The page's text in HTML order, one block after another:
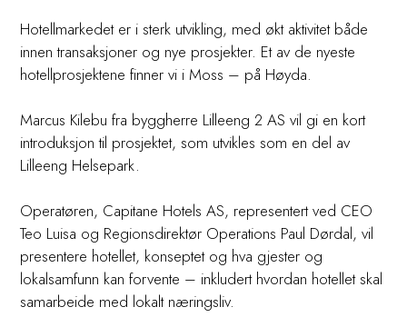
Hotellmarkedet er i sterk utvikling, med økt aktivitet både
innen transaksjoner og nye prosjekter. Et av de nyeste
hotellprosjektene finner vi i Moss – på Høyda.
Marcus Kilebu fra byggherre Lilleeng 2 AS vil gi en kort
introduksjon til prosjektet, som utvikles som en del av
Lilleeng Helsepark.
Operatøren, Capitane Hotels AS, representert ved CEO
Teo Luisa og Regionsdirektør Operations Paul Dørdal, vil
presentere hotellet, konseptet og hva gjester og
lokalsamfunn kan forvente – inkludert hvordan hotellet skal
samarbeide med lokalt næringsliv.